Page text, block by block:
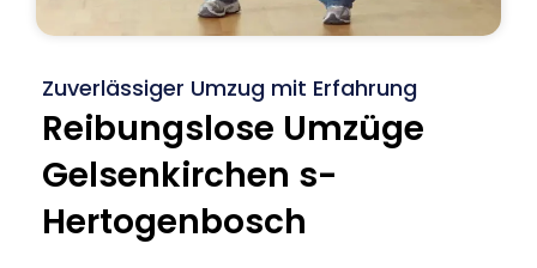
Zuverlässiger Umzug mit Erfahrung
Reibungslose Umzüge
Gelsenkirchen s-
Hertogenbosch